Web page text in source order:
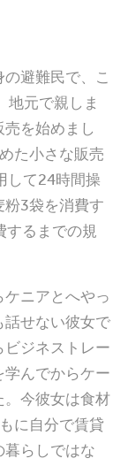
避難民で、こ
地元で親しま
を始めまし
た小さな販売
して24時間操
粉3袋を消費す
するまでの規
ニアとへやっ
話せない彼女で
ビジネストレー
んでからケー
。今彼女は食材
に自分で賃貸
暮らしではな